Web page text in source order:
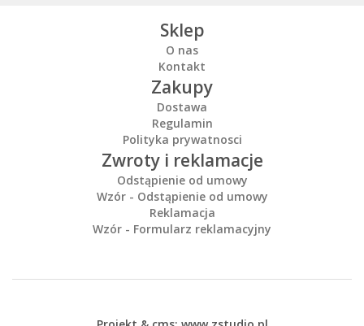
Sklep
O nas
Kontakt
Zakupy
Dostawa
Regulamin
Polityka prywatnosci
Zwroty i reklamacje
Odstąpienie od umowy
Wzór - Odstąpienie od umowy
Reklamacja
Wzór - Formularz reklamacyjny